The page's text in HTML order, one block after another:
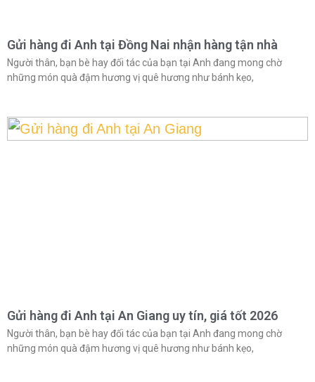
Gửi hàng đi Anh tại Đồng Nai nhận hàng tận nhà
Người thân, bạn bè hay đối tác của bạn tại Anh đang mong chờ
những món quà đậm hương vị quê hương như bánh kẹo,
Gửi hàng đi Anh tại An Giang uy tín, giá tốt 2026
Người thân, bạn bè hay đối tác của bạn tại Anh đang mong chờ
những món quà đậm hương vị quê hương như bánh kẹo,